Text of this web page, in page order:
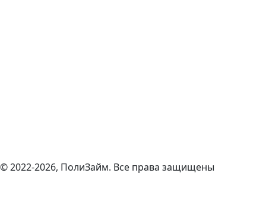
© 2022-2026, ПолиЗайм. Все права защищены